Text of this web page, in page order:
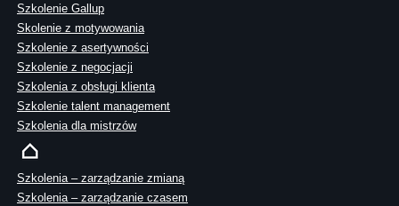
Szkolenie Gallup
Skolenie z motywowania
Szkolenie z asertywności
Szkolenie z negocjacji
Szkolenia z obsługi klienta
Szkolenie talent management
Szkolenia dla mistrzów
Szkolenia – zarządzanie zmianą
Szkolenia – zarządzanie czasem